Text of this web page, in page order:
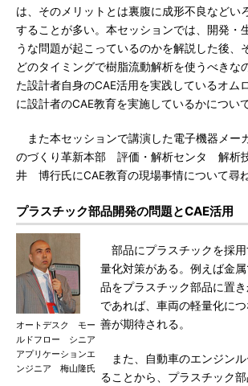
は、そのメリットとは裏腹に成形不良などい
することが多い。本セッションでは、開発・
うな問題が起こっているのかを解説した後、
どのタイミングで樹脂流動解析を使うべきな
た設計者自身のCAE活用を実践しているオム
に設計者のCAE教育を実施しているかについ
また本セッションで講演した電子機器メ
のづくり革新本部 評価・解析センタ 解析
井 博行氏にCAE教育の現場事情について尋ね
プラスチック部品開発の問題とCAE活用
オートデスク モー
ルドフロー シニア
アプリケーションエ
ンジニア 梅山隆氏
部品にプラスチックを採用
量化対策がある。例えば金
品をプラスチック部品に置
であれば、車両の軽量化に
善が期待される。
また、自動車のエンジン
ることから、プラスチック